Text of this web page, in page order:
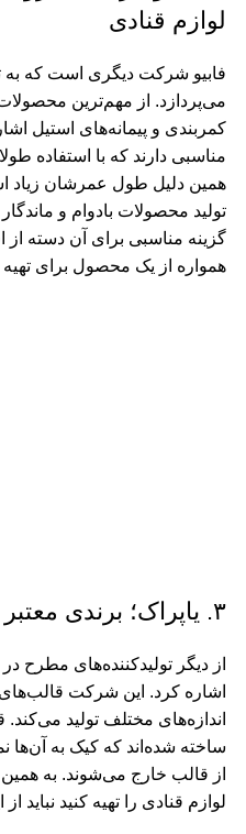
لوازم قنادی
فابیو شرکت دیگری است که به
می‌پردازد. از مهم‌ترین
کمربندی و پیمانه‌های استیل
مناسبی دارند که با استفاده
همین دلیل طول عمرشان زیاد
تولید محصولات بادوام و
گزینه مناسبی برای آن دسته از
همواره از یک محصول برای تهیه
۳. یاپراک؛ برندی معتبر در تولید قالب‌های کیک
از دیگر تولیدکننده‌های مطرح
اشاره کرد. این شرکت قالب‌های
اندازه‌های مختلف تولید می‌کند.
ساخته شده‌اند که کیک به
از قالب خارج می‌شوند. به همین
لوازم قنادی را تهیه کنید